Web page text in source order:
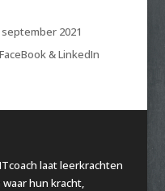
2021
& LinkedIn
laat leerkrachten
hun kracht,